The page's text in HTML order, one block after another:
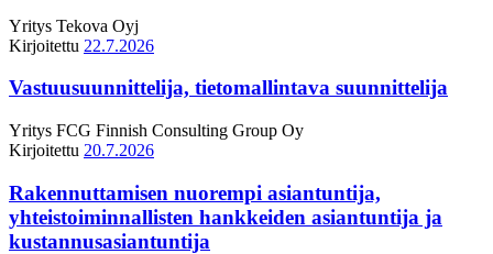
Yritys Tekova Oyj
Kirjoitettu 22.7.2026
Vastuusuunnittelija, tietomallintava suunnittelija
Yritys FCG Finnish Consulting Group Oy
Kirjoitettu 20.7.2026
Rakennuttamisen nuorempi asiantuntija,
yhteistoiminnallisten hankkeiden asiantuntija ja
kustannusasiantuntija